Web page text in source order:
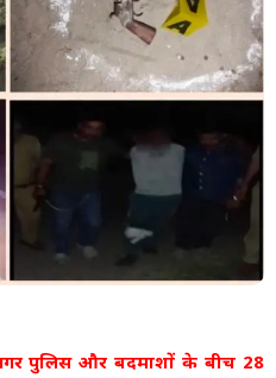
पुलिस और बदमाशों के बीच 28